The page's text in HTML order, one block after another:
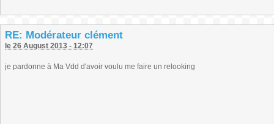
RE: Modérateur clément
le 26 August 2013 - 12:07
je pardonne à Ma Vdd d'avoir voulu me faire un relooking